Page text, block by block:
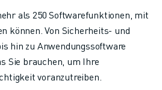
als 250 Softwarefunktionen, mit
können. Von Sicherheits- und
hin zu Anwendungssoftware
Sie brauchen, um Ihre
voranzutreiben.